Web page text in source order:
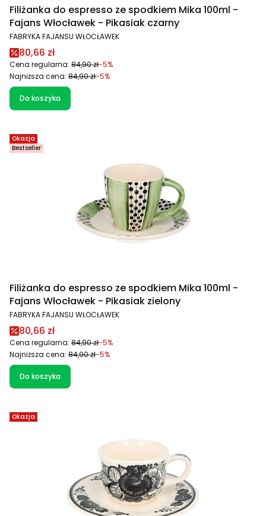
Filiżanka do espresso ze spodkiem Mika 100ml -
Fajans Włocławek - Pikasiak czarny
PRODUCENT
FABRYKA FAJANSU WŁOCŁAWEK
Cena promocyjna
80,66 zł
Cena regularna: 84,90 zł-5%
Najniższa cena: 84,90 zł-5%
Do koszyka
Okazja
Bestseller
Filiżanka do espresso ze spodkiem Mika 100ml -
Fajans Włocławek - Pikasiak zielony
PRODUCENT
FABRYKA FAJANSU WŁOCŁAWEK
Cena promocyjna
80,66 zł
Cena regularna: 84,90 zł-5%
Najniższa cena: 84,90 zł-5%
Do koszyka
Okazja